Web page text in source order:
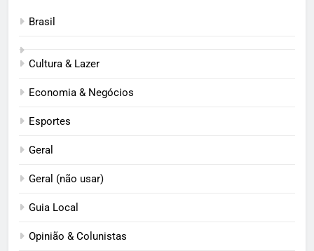
Brasil
Cultura & Lazer
Economia & Negócios
Esportes
Geral
Geral (não usar)
Guia Local
Opinião & Colunistas